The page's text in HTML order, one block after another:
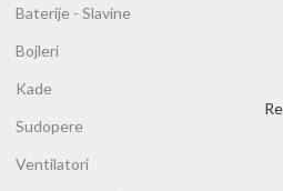
Baterije - Slavine
Bojleri
Kade
Sudopere
Ventilatori